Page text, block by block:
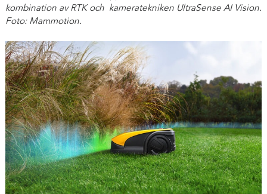
kombination av RTK och kameratekniken UltraSense AI Vision.
Foto: Mammotion.